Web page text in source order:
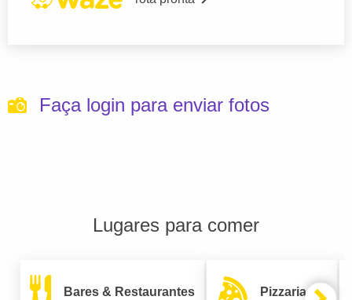
Faça login para enviar fotos
Lugares para comer
Bares & Restaurantes Pizzarias